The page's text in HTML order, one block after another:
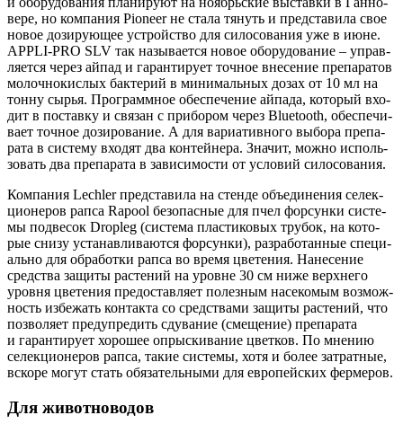
ве­ре, но ком­па­ния Pioneer не ста­ла тянуть и пред­ста­ви­ла свое
новое дози­ру­ю­щее устрой­ство для сило­со­ва­ния уже в июне.
APPLI-PRO SLV так назы­ва­ет­ся новое обо­ру­до­ва­ние – управ­
ля­ет­ся через айпад и гаран­ти­ру­ет точ­ное вне­се­ние пре­па­ра­тов
молоч­но­кис­лых бак­те­рий в мини­маль­ных дозах от 10 мл на
тон­ну сырья. Про­грамм­ное обес­пе­че­ние айпа­да, кото­рый вхо­
дит в постав­ку и свя­зан с при­бо­ром через Bluetooth, обес­пе­чи­
ва­ет точ­ное дози­ро­ва­ние. А для вари­а­тив­но­го выбо­ра пре­па­
ра­та в систе­му вхо­дят два кон­тей­не­ра. Зна­чит, мож­но исполь­
зо­вать два пре­па­ра­та в зави­си­мо­сти от усло­вий силосования.
Ком­па­ния Lechler пред­ста­ви­ла на стен­де объ­еди­не­ния селек­
ци­о­не­ров рап­са Rapool без­опас­ные для пчел фор­сун­ки систе­
мы под­ве­сок Dropleg (систе­ма пла­сти­ко­вых тру­бок, на кото­
рые сни­зу уста­нав­ли­ва­ют­ся фор­сун­ки), раз­ра­бо­тан­ные спе­ци­
аль­но для обра­бот­ки рап­са во вре­мя цве­те­ния. Нане­се­ние
сред­ства защи­ты рас­те­ний на уровне 30 см ниже верх­не­го
уров­ня цве­те­ния предо­став­ля­ет полез­ным насе­ко­мым воз­мож­
ность избе­жать кон­так­та со сред­ства­ми защи­ты рас­те­ний, что
поз­во­ля­ет пре­ду­пре­дить сду­ва­ние (сме­ще­ние) пре­па­ра­та
и гаран­ти­ру­ет хоро­шее опрыс­ки­ва­ние цвет­ков. По мне­нию
селек­ци­о­не­ров рап­са, такие систе­мы, хотя и более затрат­ные,
вско­ре могут стать обя­за­тель­ны­ми для евро­пей­ских фермеров.
Для животноводов